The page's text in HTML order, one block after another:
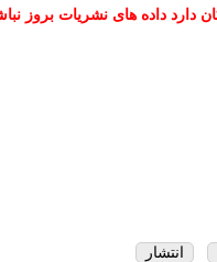
دارد داده های نشریات بروز
انتشار